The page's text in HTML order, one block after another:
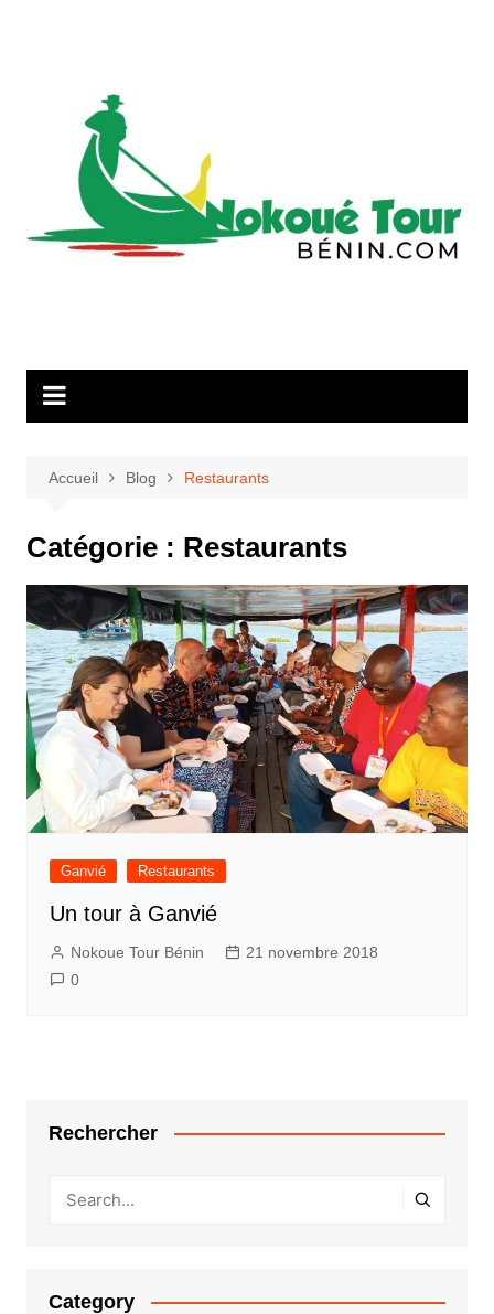
Accueil Blog Restaurants
Catégorie : Restaurants
Ganvié Restaurants
Un tour à Ganvié
Nokoue Tour Bénin
21 novembre 2018
0
Rechercher
Category